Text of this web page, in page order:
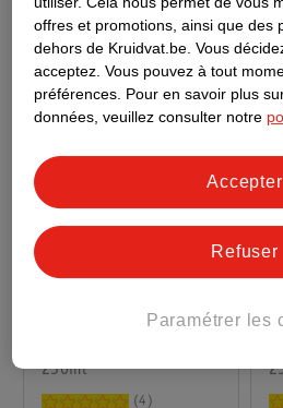
Garnier Ultra Doux
Délicatesse D'Avoine
250ml
4.
4
&
offres et promotions, ainsi que des
dehors de Kruidvat.be. Vous
acceptez. Vous pouvez à tout
préférences. Pour en savoir plus
données, veuillez consulter notre
Paramétrer les
Refuser
Accepter